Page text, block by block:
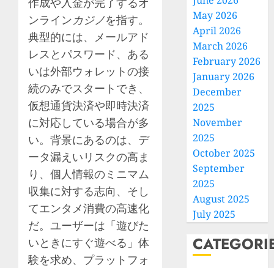
ンラインカジノを指す。
典型的には、メールアド
レスとパスワード、ある
いは外部ウォレットの接
続のみでスタートでき、
仮想通貨決済や即時決済
に対応している場合が多
い。背景にあるのは、デ
ータ漏えいリスクの高ま
り、個人情報のミニマム
収集に対する志向、そし
てエンタメ消費の高速化
だ。ユーザーは「遊びた
いときにすぐ遊べる」体
験を求め、プラットフォ
May 2026
April 2026
March 2026
February 2026
January 2026
December
2025
November
2025
October 2025
September
2025
August 2025
July 2025